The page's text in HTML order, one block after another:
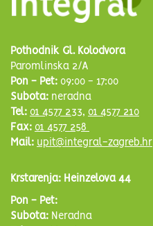
Pothodnik Gl. Kolodvora
Paromlinska 2/A
Pon - Pet: 09:00 - 17:00
Subota: neradna
Tel: 01 4577 233, 01 4577 210
Fax: 01 4577 258
Mail: upit@integral-zagreb.hr
Krstarenja: Heinzelova 44
Pon - Pet:
Subota: Neradna